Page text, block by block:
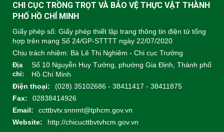
CHI CỤC TRỒNG TRỌT VÀ BẢO VỆ THỰC VẬT THÀNH
PHỐ HỒ CHÍ MINH
Giấy phép số: Giấy phép thiết lập trang thông tin điện tử tổng
hợp trên mạng Số 24/GP-STTTT ngày 22/07/2020
Chịu trách nhiệm: Bà Lê Thị Nghiêm - Chi cục Trưởng
Địa
chỉ:
Số 10 Nguyễn Huy Tưởng, phường Gia Định, Thành phố
Hồ Chí Minh
Điện thoại:
(028) 35102686 - 38411417 - 38411875
Fax:
02838414926
Email:
ccttbvtv.snnmt@tphcm.gov.vn
Website:
http://chicucttbvtvhcm.gov.vn